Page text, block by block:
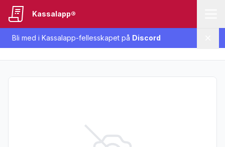
Bli med i Kassalapp-fellesskapet på Discord
Kassalapp®